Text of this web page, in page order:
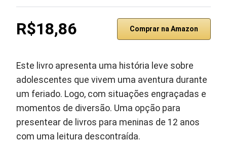
R$18,86 Comprar na Amazon
Este livro apresenta uma história leve sobre
adolescentes que vivem uma aventura durante
um feriado. Logo, com situações engraçadas e
momentos de diversão. Uma opção para
presentear de livros para meninas de 12 anos
com uma leitura descontraída.